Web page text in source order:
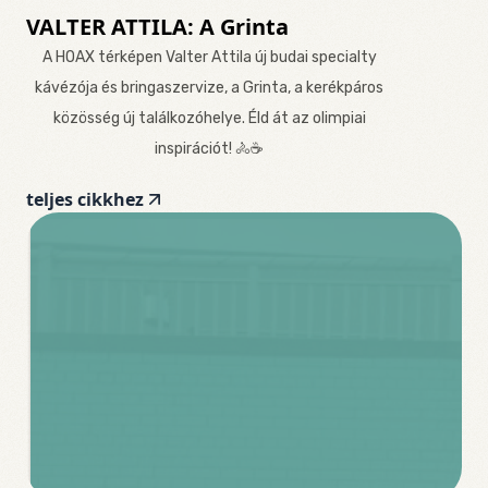
VALTER ATTILA: A Grinta
A HOAX térképen Valter Attila új budai specialty
kávézója és bringaszervize, a Grinta, a kerékpáros
közösség új találkozóhelye. Éld át az olimpiai
inspirációt! 🚴☕️
teljes cikkhez